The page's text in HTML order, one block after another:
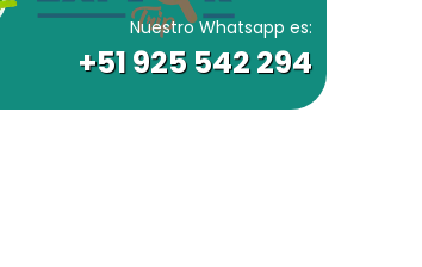
Nuestro Whatsapp es:
+51 925 542 294